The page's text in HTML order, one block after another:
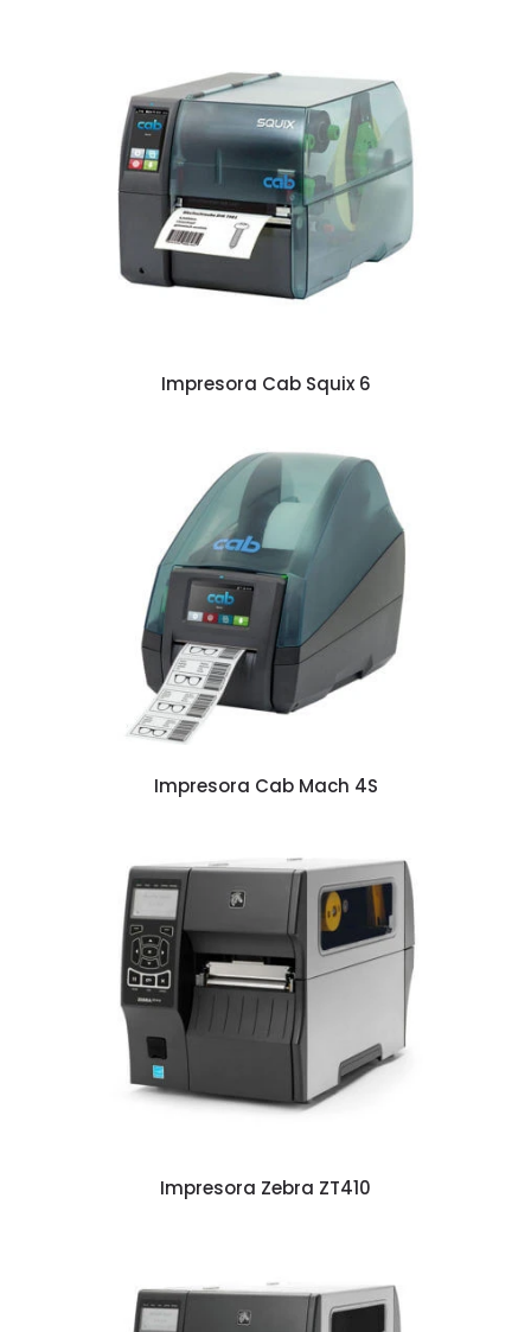
Impresora Cab Squix 6
Impresora Cab Mach 4S
Impresora Zebra ZT410